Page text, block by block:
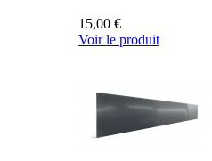
15,00 €
Voir le produit